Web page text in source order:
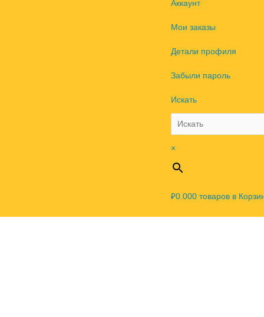
Аккаунт
Мои заказы
Детали профиля
Забыли пароль
Искать
×
₽0.000товаров в